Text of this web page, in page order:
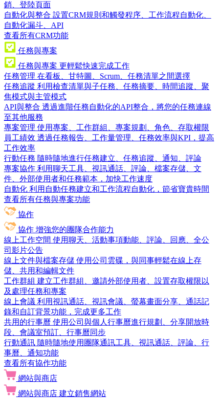
銷、登陸頁面
自動化與整合 設置CRM規則和觸發程序、工作流程自動化、
自動化漏斗、API
查看所有CRM功能
任務與專案
任務與專案 更輕鬆快速完成工作
任務管理 在看板、甘特圖、Scrum、任務清單之間選擇
任務追蹤 利用檢查清單與子任務、任務摘要、時間追蹤、聚
焦模式與主管模式
API與整合 透過進階任務自動化的API整合，將您的任務連線
至其他服務
專案管理 使用專案、工作群組、專案規劃、角色、存取權限
員工績效 透過任務報告、工作量管理、任務效率與KPI，提高
工作效率
行動任務 隨時隨地進行任務建立、任務追蹤、通知、評論
專案協作 利用聊天工具、視訊通話、評論、檔案存儲、文
件、外部使用者和任務範本，加快工作速度
自動化 利用自動任務建立和工作流程自動化，節省寶貴時間
查看所有任務與專案功能
協作
協作 增強您的團隊合作能力
線上工作空間 使用聊天、活動事項動能、評論、回應、全公
司影片公告
線上文件與檔案存儲 使用公司雲碟，與同事輕鬆在線上存
儲、共用和編輯文件
工作群組 建立工作群組、邀請外部使用者、設置存取權限以
及處理任務和專案
線上會議 利用視訊通話、視訊會議、螢幕畫面分享、通話記
錄和自訂背景功能，完成更多工作
共用的行事曆 使用公司與個人行事曆進行規劃、分享開放時
段、會議室預訂、行事曆同步
行動通訊 隨時隨地使用團隊通訊工具、視訊通話、評論、行
事曆、通知功能
查看所有協作功能
網站與商店
網站與商店 建立銷售網站